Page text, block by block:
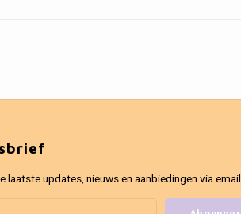
laatste updates, nieuws en aanbiedingen via email